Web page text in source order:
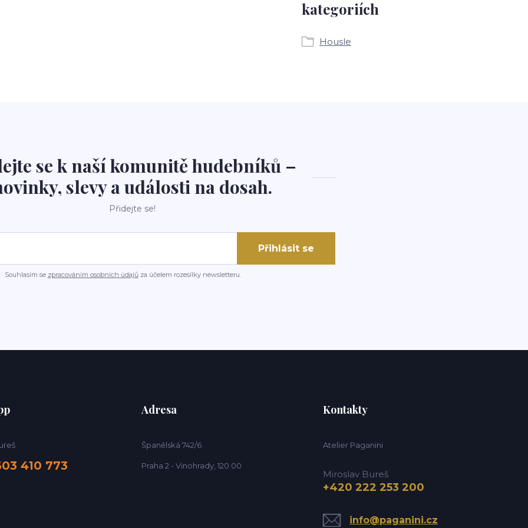
kategoriích
Housle
se k naší komunitě hudebníků –
slevy a události na dosah.
Přidejte se!
Přihlásit se
Souhlasím se zpracováním osobních údajůza účelem rozesílky newsletteru.
410 773
Adresa
Španělská 742/6
Praha 2 - Vinohrady, 120 00
Kontakty
Atelier Paganini
Miroslav Bureš
+420 222 253 200
info@paganini.cz